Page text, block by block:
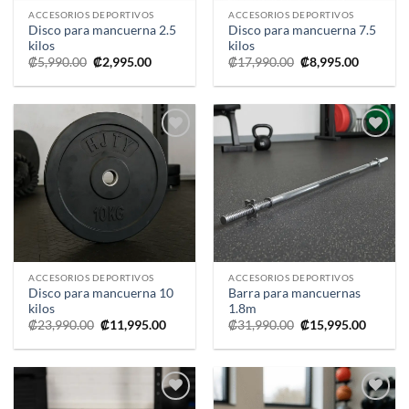
ACCESORIOS DEPORTIVOS
Disco para mancuerna 2.5
kilos
₡5,990.00 El
precio
original
₡5,990.00.
₡2,995.00El
actual
₡2,995.00.
ACCESORIOS DEPORTIVOS
Disco para mancuerna 7.5
kilos
₡17,990.00 El
precio
original
₡17,990.00.
₡8,995.00El
actual
Añadir
a la
lista de
deseos
ACCESORIOS DEPORTIVOS
Disco para mancuerna 10
kilos
₡23,990.00 El
precio
original
₡23,990.00.
₡11,995.00El
actual
₡11,995.00.
a la
lista de
deseos
ACCESORIOS DEPORTIVOS
Barra para mancuernas
1.8m
₡31,990.00 El
precio
original
₡31,990.00.
₡15,995.00El
actual